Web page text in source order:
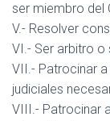
ser miembro del
V.- Resolver
VI.- Ser arbitro o
VII.- Patrocinar
judiciales
VIII.- Patrocinar